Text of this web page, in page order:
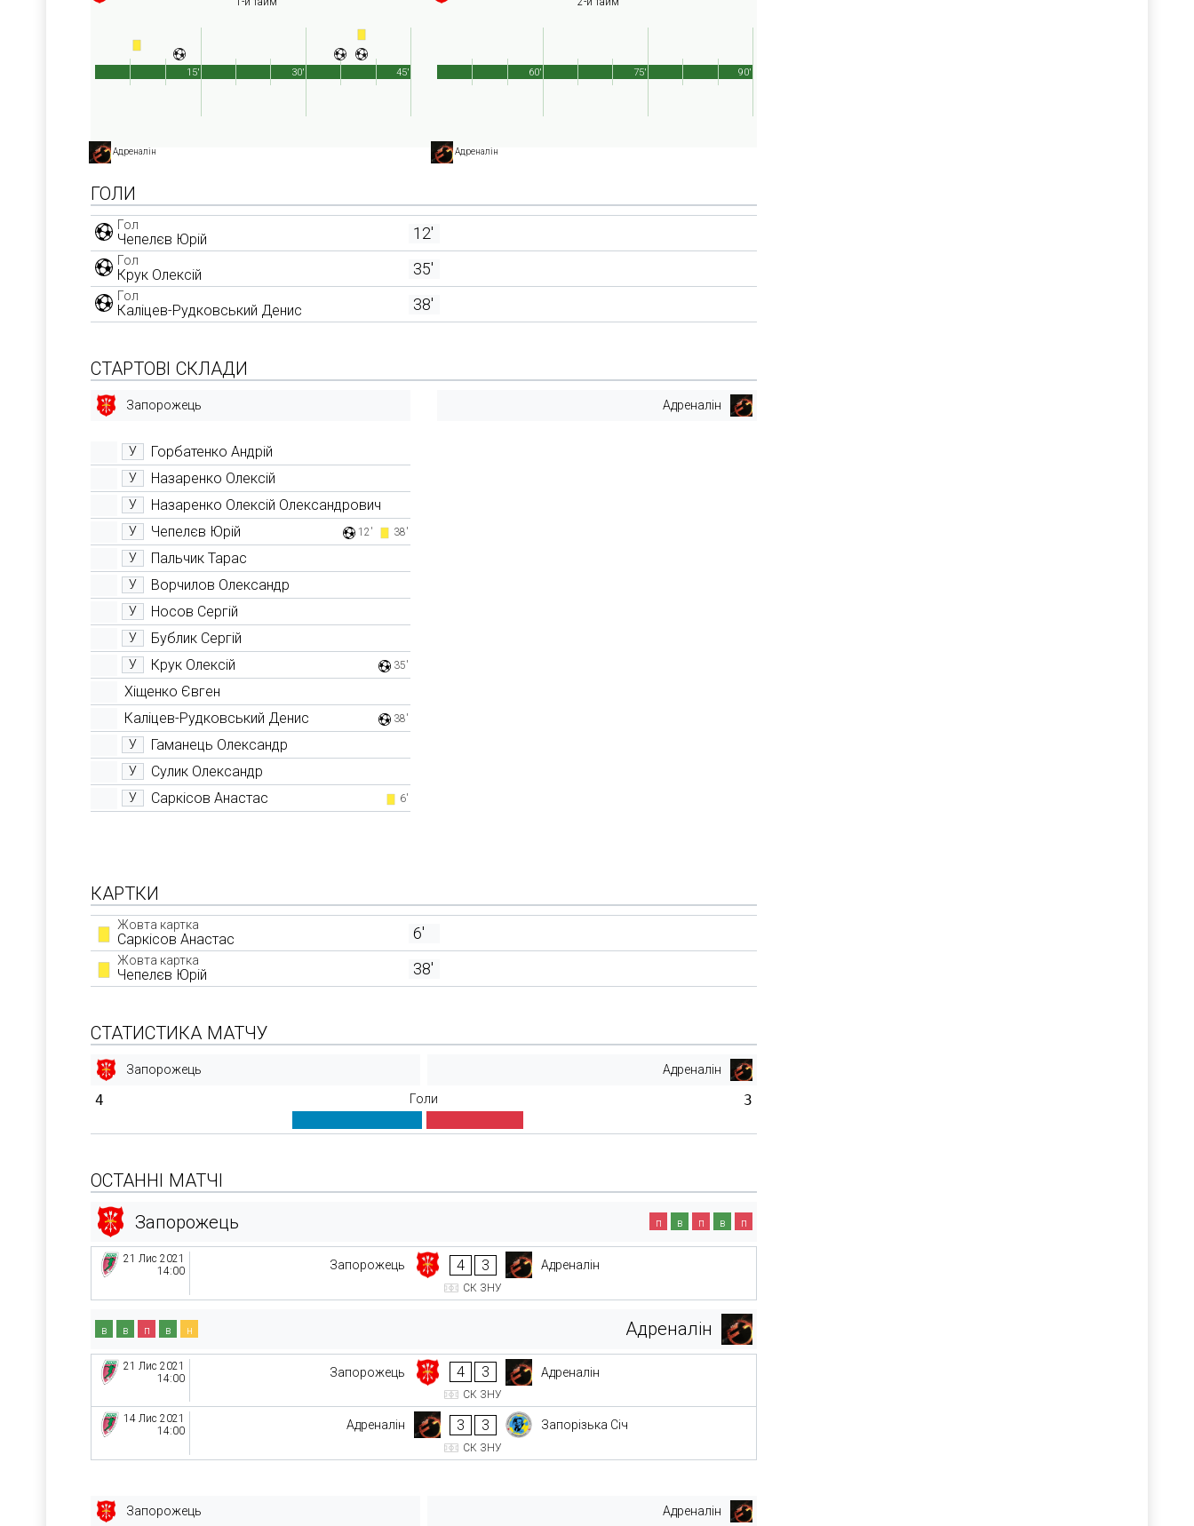
Адреналін
45'
15' 30'
Адреналін
90'
60' 75'
ГОЛИ
Гол
Чепелєв Юрій 12'
Гол
Крук Олексій 35'
Гол
Каліцев-Рудковський Денис 38'
СТАРТОВІ СКЛАДИ
Запорожець
У Горбатенко Андрій
У Назаренко Олексій
У Назаренко Олексій Олександрович
У Чепелєв Юрій 12' 38'
У Пальчик Тарас
У Ворчилов Олександр
У Носов Сергій
У Бублик Сергій
У Крук Олексій 35'
Хіщенко Євген
Каліцев-Рудковський Денис
38'
У Гаманець Олександр
У Сулик Олександр
У Саркісов Анастас 6'
Адреналін
КАРТКИ
Жовта картка
Саркісов Анастас 6'
Жовта картка
Чепелєв Юрій 38'
СТАТИСТИКА МАТЧУ
Запорожець Адреналін
4 Голи 3
ОСТАННІ МАТЧІ
Запорожець
п в п в п
21 Лис 2021
14:00
Запорожець 4 3 Адреналін
СК ЗНУ
Адреналін
в в п в н
21 Лис 2021
14:00
Запорожець 4 3 Адреналін
СК ЗНУ
14 Лис 2021
14:00
Адреналін 3 3 Запорізька Січ
СК ЗНУ
Запорожець Адреналін